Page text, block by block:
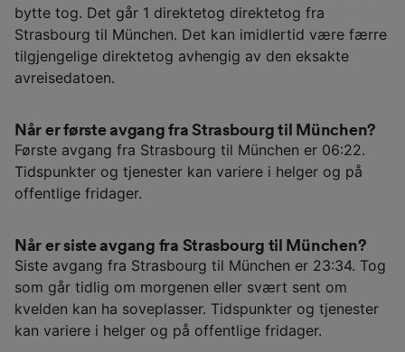
bytte tog. Det går 1 direktetog direktetog fra
Strasbourg til München. Det kan imidlertid være færre
tilgjengelige direktetog avhengig av den eksakte
avreisedatoen.
Når er første avgang fra Strasbourg til München?
Første avgang fra Strasbourg til München er 06:22.
Tidspunkter og tjenester kan variere i helger og på
offentlige fridager.
Når er siste avgang fra Strasbourg til München?
Siste avgang fra Strasbourg til München er 23:34. Tog
som går tidlig om morgenen eller svært sent om
kvelden kan ha soveplasser. Tidspunkter og tjenester
kan variere i helger og på offentlige fridager.